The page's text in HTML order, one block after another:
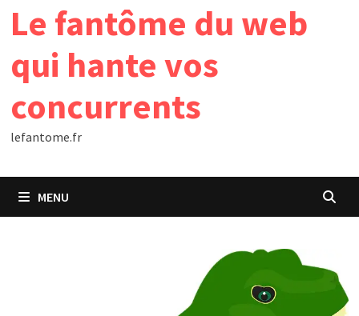
Le fantôme du web
qui hante vos
concurrents
lefantome.fr
MENU